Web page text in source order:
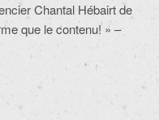
Chantal Hébairt de
que le contenu! » –